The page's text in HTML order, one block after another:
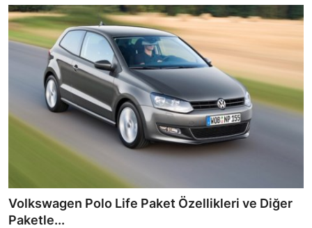
Volkswagen Polo Life Paket Özellikleri ve Diğer
Paketle...